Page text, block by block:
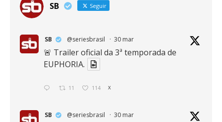
SB Seguir
SB @seriesbrasil · 30 mar
🚨 Trailer oficial da 3ª temporada de
EUPHORIA.
11 114 X
SB @seriesbrasil · 30 mar